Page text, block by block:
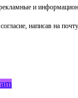
рекламные и
написав на